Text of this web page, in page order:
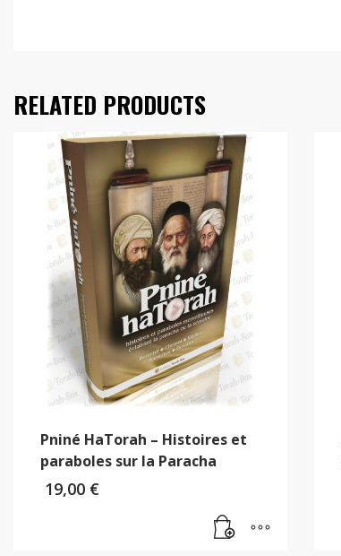
RELATED PRODUCTS
Pniné HaTorah – Histoires et
paraboles sur la Paracha
19,00 €